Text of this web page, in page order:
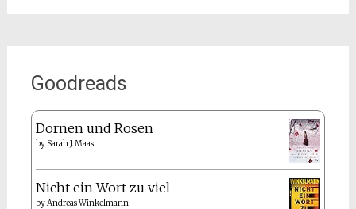
Goodreads
Dornen und Rosen
by Sarah J. Maas
Nicht ein Wort zu viel
byAndreas Winkelmann